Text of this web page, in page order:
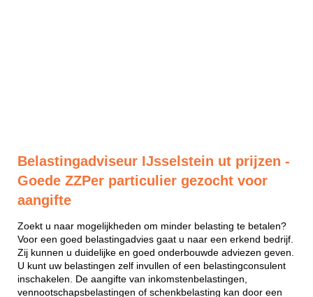
Belastingadviseur IJsselstein ut prijzen -
Goede ZZPer particulier gezocht voor
aangifte
Zoekt u naar mogelijkheden om minder belasting te betalen?
Voor een goed belastingadvies gaat u naar een erkend bedrijf.
Zij kunnen u duidelijke en goed onderbouwde adviezen geven.
U kunt uw belastingen zelf invullen of een belastingconsulent
inschakelen. De aangifte van inkomstenbelastingen,
vennootschapsbelastingen of schenkbelasting kan door een